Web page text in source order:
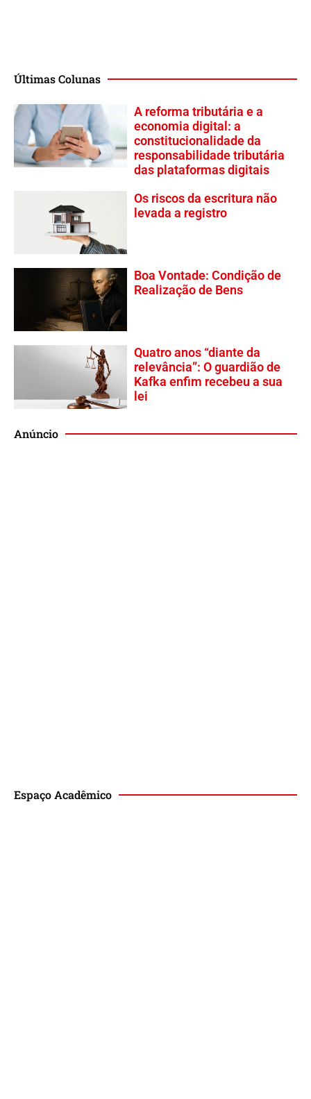
Últimas Colunas
A reforma tributária e a
economia digital: a
constitucionalidade da
responsabilidade tributária
das plataformas digitais
Os riscos da escritura não
levada a registro
Boa Vontade: Condição de
Realização de Bens
Quatro anos “diante da
relevância”: O guardião de
Kafka enfim recebeu a sua
lei
Anúncio
Espaço Acadêmico